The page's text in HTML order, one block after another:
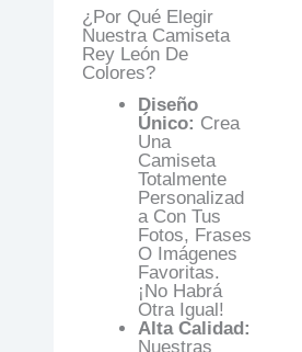
¿Por Qué Elegir
Nuestra Camiseta
Rey León De
Colores?
Diseño
Único: Crea
Una
Camiseta
Totalmente
Personalizad
A Con Tus
Fotos, Frases
O Imágenes
Favoritas.
¡No Habrá
Otra Igual!
Alta Calidad:
Nuestras